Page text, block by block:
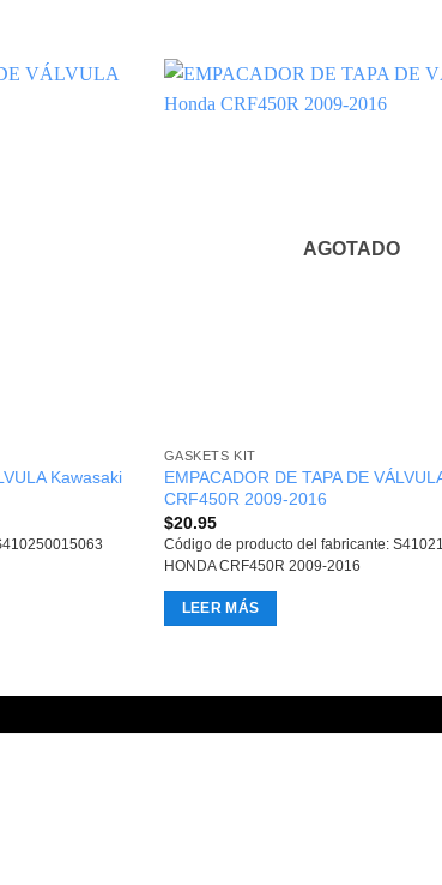
Kawasaki
AGOTADO
GASKETS KIT
EMPACADOR DE TAPA DE
CRF450R 2009-2016
$20.95
Código de producto del fabricante:
HONDA CRF450R 2009-2016
LEER MÁS